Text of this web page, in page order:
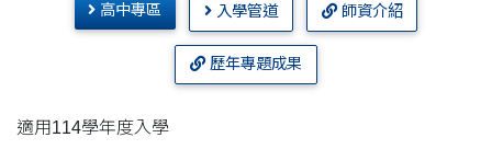
高中專區 入學管道 師資介紹
歷年專題成果
適用114學年度入學